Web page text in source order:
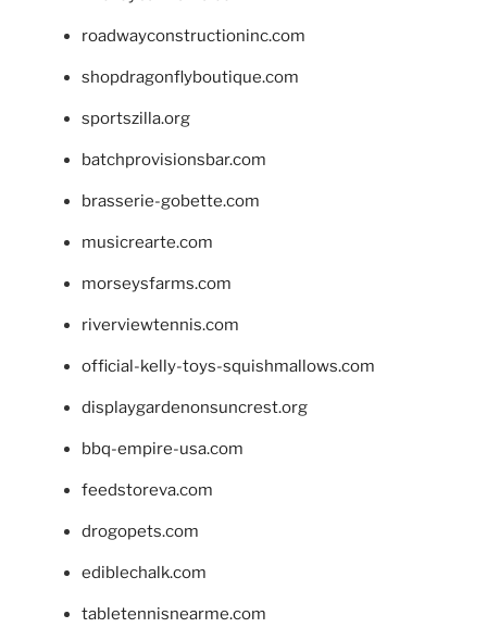
roadwayconstructioninc.com
shopdragonflyboutique.com
sportszilla.org
batchprovisionsbar.com
brasserie-gobette.com
musicrearte.com
morseysfarms.com
riverviewtennis.com
official-kelly-toys-squishmallows.com
displaygardenonsuncrest.org
bbq-empire-usa.com
feedstoreva.com
drogopets.com
ediblechalk.com
tabletennisnearme.com